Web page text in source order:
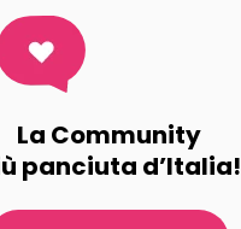
La Community
panciuta d’Italia!